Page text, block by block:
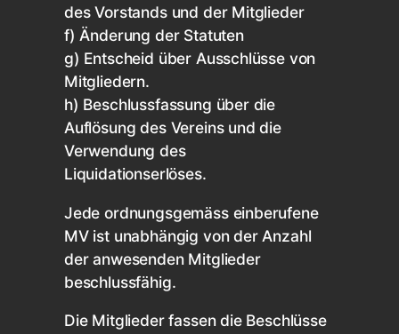
des Vorstands und der Mitglieder
f) Änderung der Statuten
g) Entscheid über Ausschlüsse von
Mitgliedern.
h) Beschlussfassung über die
Auflösung des Vereins und die
Verwendung des
Liquidationserlöses.
Jede ordnungsgemäss einberufene
MV ist unabhängig von der Anzahl
der anwesenden Mitglieder
beschlussfähig.
Die Mitglieder fassen die Beschlüsse